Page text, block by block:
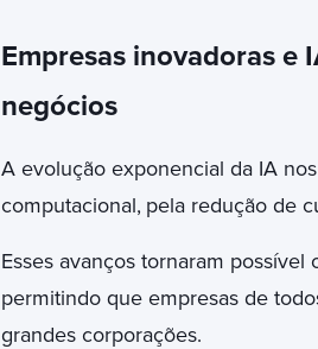
Empresas inovadoras e
negócios
A evolução exponencial da IA
computacional, pela redução de
Esses avanços tornaram
permitindo que empresas de
grandes corporações.